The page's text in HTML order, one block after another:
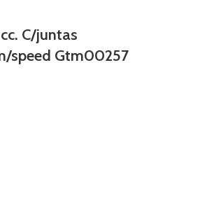
C/juntas
speed Gtm00257